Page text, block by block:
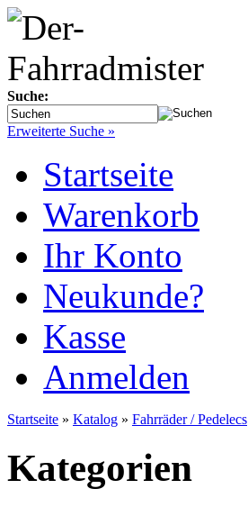
Suche:
Erweiterte Suche »
Startseite
Warenkorb
Ihr Konto
Neukunde?
Kasse
Anmelden
Startseite » Katalog » Fahrräder / Pedelecs
Kategorien